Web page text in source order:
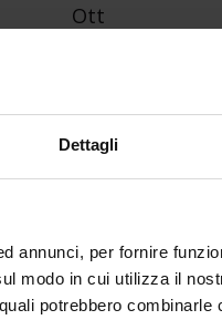
Dettagli
annunci, per fornire
modo in cui utilizza il
potrebbero
Ott